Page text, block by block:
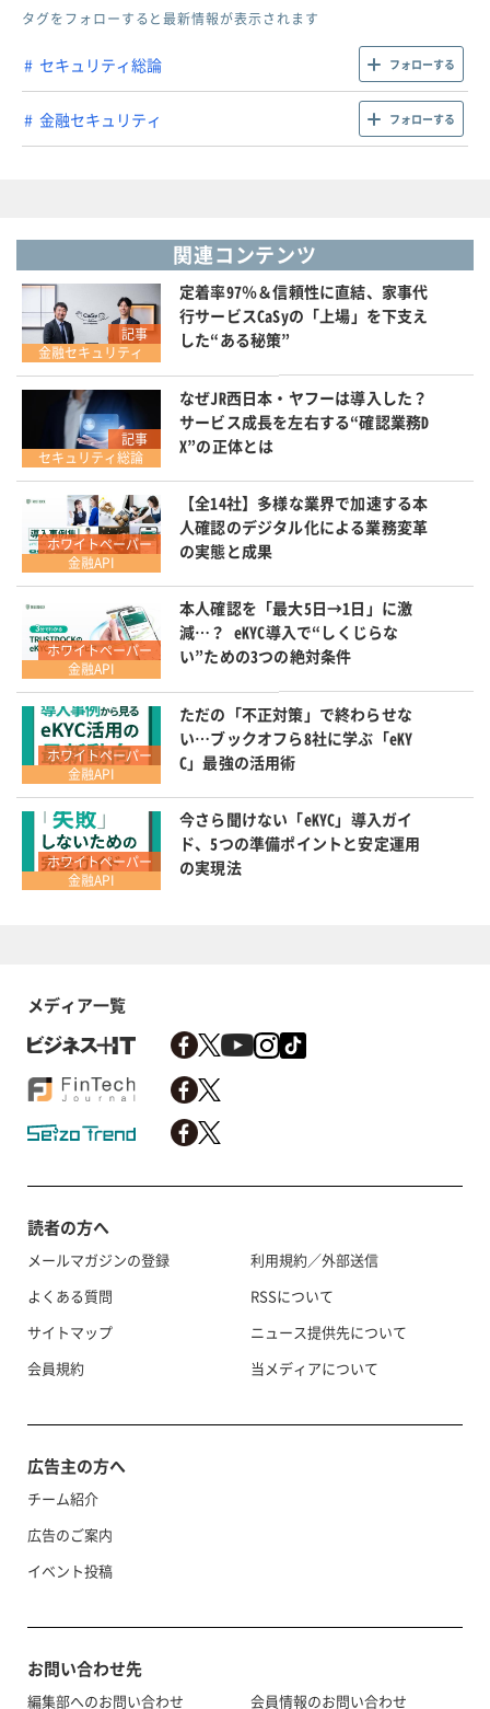
タグをフォローすると最新情報が表示されます
セキュリティ総論 フォローする
金融セキュリティ フォローする
関連コンテンツ
記事
金融セキュリティ
定着率97％＆信頼性に直結、家事代
行サービスCaSyの「上場」を下支え
した“ある秘策”
記事
セキュリティ総論
なぜJR西日本・ヤフーは導入した？
サービス成長を左右する“確認業務D
X”の正体とは
ホワイトペーパー
金融API
【全14社】多様な業界で加速する本
人確認のデジタル化による業務変革
の実態と成果
ホワイトペーパー
金融API
本人確認を「最大5日→1日」に激
減…？ eKYC導入で“しくじらな
い”ための3つの絶対条件
ホワイトペーパー
金融API
ただの「不正対策」で終わらせな
い…ブックオフら8社に学ぶ「eKY
C」最強の活用術
ホワイトペーパー
金融API
今さら聞けない「eKYC」導入ガイ
ド、5つの準備ポイントと安定運用
の実現法
メディア一覧
読者の方へ
メールマガジンの登録
よくある質問
サイトマップ
会員規約
利用規約／外部送信
RSSについて
ニュース提供先について
当メディアについて
広告主の方へ
チーム紹介
広告のご案内
イベント投稿
お問い合わせ先
編集部へのお問い合わせ 会員情報のお問い合わせ